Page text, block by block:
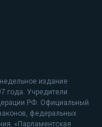
издание
года. Учредители
РФ. Официальный
федеральных
«Парламентская